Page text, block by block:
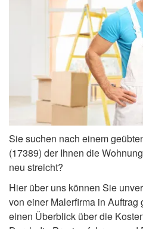
Sie suchen nach einem
(17389) der Ihnen die
neu streicht?
Hier über uns können Sie
von einer Malerfirma in
einen Überblick über die